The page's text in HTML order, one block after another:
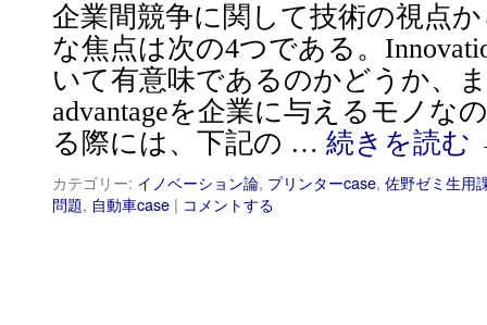
企業間競争に関して技術の視点
な焦点は次の4つである。
いて有意味であるのかどうか、
advantageを企業に与えるモノな
る際には、下記の … 続きを読む
カテゴリー: イノベーション論, プリンターcase, 佐野ゼミ生用
問題, 自動車case | コメントする